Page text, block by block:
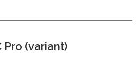
Pro (variant)